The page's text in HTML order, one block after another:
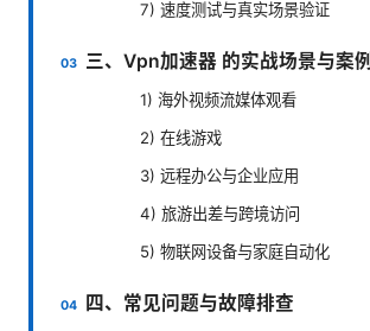
7) 速度测试与真实场景验证
三、Vpn加速器 的实战场景与案例
1) 海外视频流媒体观看
2) 在线游戏
3) 远程办公与企业应用
4) 旅游出差与跨境访问
5) 物联网设备与家庭自动化
四、常见问题与故障排查